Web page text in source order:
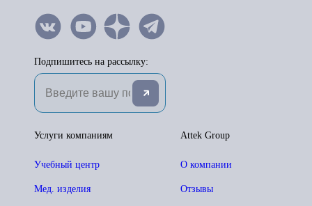
Подпишитесь на рассылку:
Attek Group
О компании
Отзывы
Услуги компаниям
Учебный центр
Мед. изделия